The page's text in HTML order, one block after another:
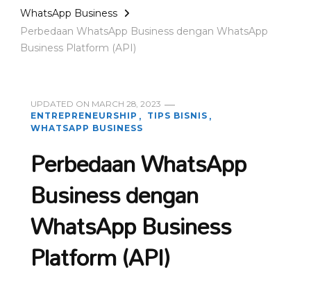
WhatsApp Business
Perbedaan WhatsApp Business dengan WhatsApp
Business Platform (API)
UPDATED ON MARCH 28, 2023
ENTREPRENEURSHIP
TIPS BISNIS
WHATSAPP BUSINESS
Perbedaan WhatsApp
Business dengan
WhatsApp Business
Platform (API)